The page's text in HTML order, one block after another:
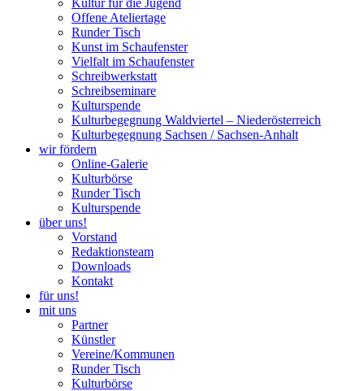
Offene Ateliertage
Runder Tisch
Kunst im Schaufenster
Vielfalt im Schaufenster
Schreibwerkstatt
Schreibseminare
Kulturspende
Kulturbegegnung Waldviertel – Niederösterreich
Kulturbegegnung Sachsen / Sachsen-Anhalt
wir fördern
Online-Galerie
Kulturbörse
Runder Tisch
Kulturspende
über uns!
Vorstand
Redaktionsteam
Downloads
Kontakt
für uns!
mit uns
Partner
Künstler
Vereine/Kommunen
Runder Tisch
Kulturbörse